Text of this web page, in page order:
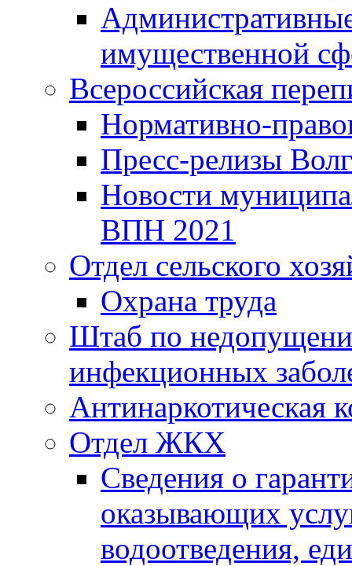
имущественной
Всероссийская
Нормативно-
Пресс-релизы
Новости
ВПН 2021
Отдел сельского
Охрана труда
Штаб по
инфекционных
Антинаркотическая
Отдел ЖКХ
Сведения о
оказывающих
водоотведения,